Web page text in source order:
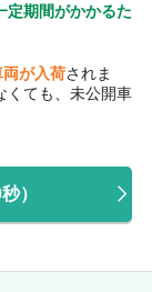
定期間がかかるた
が入荷されま
くても、未公開車
）